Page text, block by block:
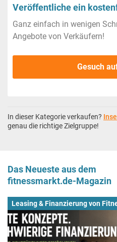
Veröffentliche ein
Ganz einfach in wenigen
Angebote von Verkäufern!
Gesuch
In dieser Kategorie verkaufen?
genau die richtige Zielgruppe!
Das Neueste aus dem
fitnessmarkt.de-Magazin
Leasing & Finanzierung von